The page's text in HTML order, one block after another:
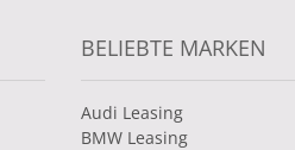
BELIEBTE MARKEN
Audi Leasing
BMW Leasing